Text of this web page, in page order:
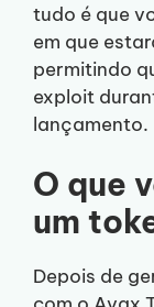
tudo é que
em que
permitindo
exploit
lançamento.
O que
um
Depois de